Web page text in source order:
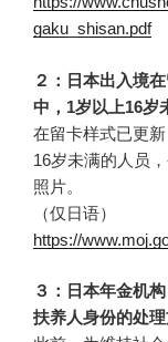
gaku_shisan.pdf
２：日本出入境
中，1岁以上16岁
在留卡样式已更
16岁未满的人员
照片。
（仅日语）
https://
３：日本年金机
扶养人身份的处